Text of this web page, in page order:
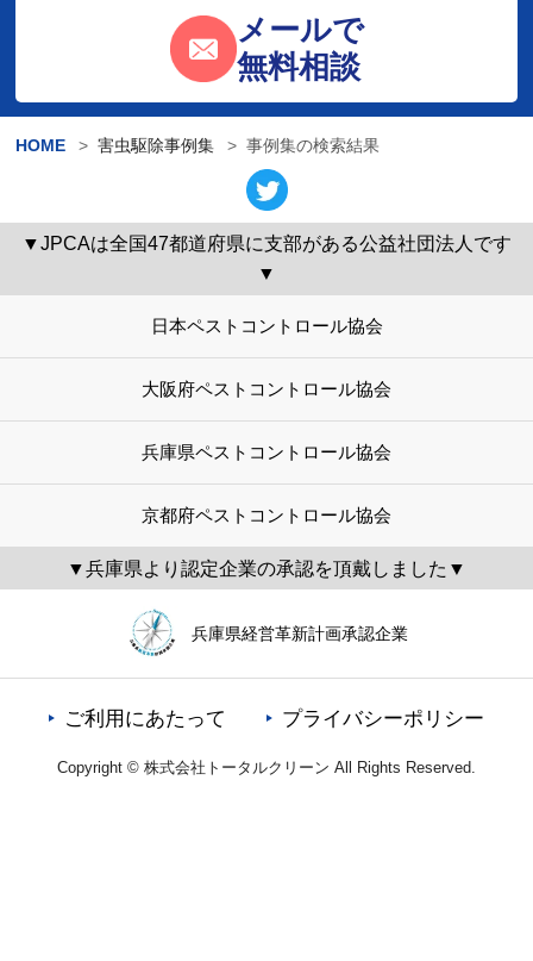
メールで
無料相談
HOME 害虫駆除事例集 事例集の検索結果
▼JPCAは全国47都道府県に支部がある公益社団法人です
▼
日本ペストコントロール協会
大阪府ペストコントロール協会
兵庫県ペストコントロール協会
京都府ペストコントロール協会
▼兵庫県より認定企業の承認を頂戴しました▼
兵庫県経営革新計画承認企業
ご利用にあたって プライバシーポリシー
Copyright © 株式会社トータルクリーン All Rights Reserved.